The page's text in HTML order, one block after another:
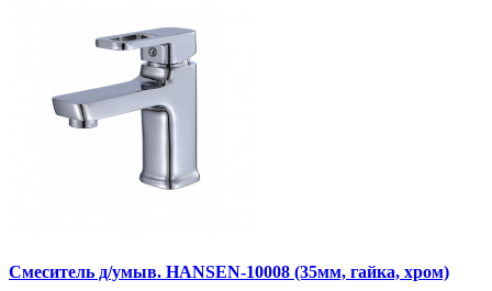
Смеситель д/умыв. HANSEN-10008 (35мм, гайка, хром)